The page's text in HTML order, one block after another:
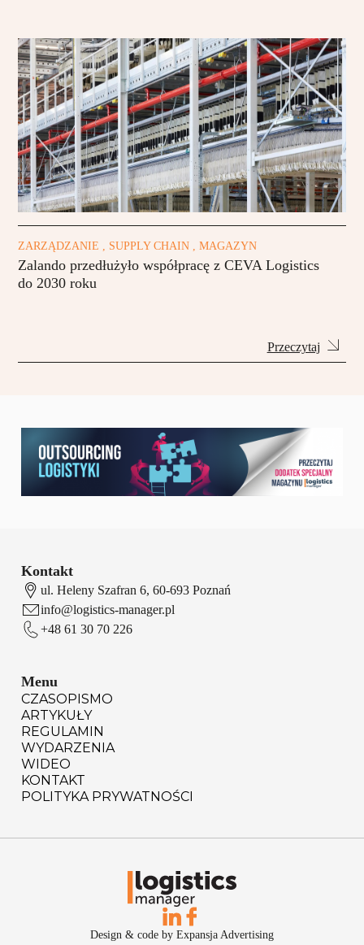
ZARZĄDZANIE , SUPPLY CHAIN , MAGAZYN
Zalando przedłużyło współpracę z CEVA Logistics
do 2030 roku
Przeczytaj
Kontakt
ul. Heleny Szafran 6, 60-693 Poznań
info@logistics-manager.pl
+48 61 30 70 226
Menu
CZASOPISMO
ARTYKUŁY
REGULAMIN
WYDARZENIA
WIDEO
KONTAKT
POLITYKA PRYWATNOŚCI
Design & code by Expansja Advertising